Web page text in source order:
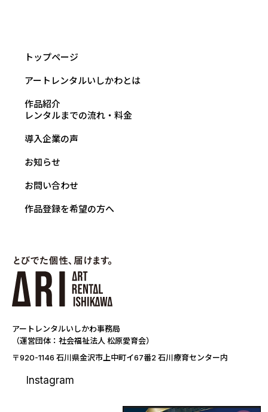
アートレンタルいしかわ事務局
（運営団体：社会福祉法人 松原愛育会）
〒920-1146 石川県金沢市上中町イ67番2 石川療育センター内
Instagram
トップページ
アートレンタルいしかわとは
作品紹介
レンタルまでの流れ・料金
導入企業の声
お知らせ
お問い合わせ
作品登録を希望の方へ